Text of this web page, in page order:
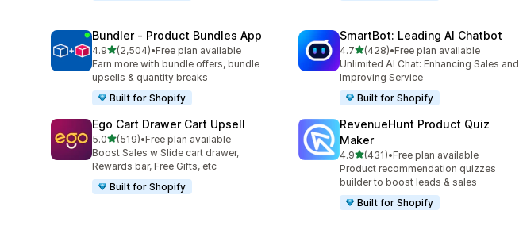
Bundler ‑ Product Bundles App
4.9เต็ม 5 ดาว
(2,504)
ทั้งหมด 2504 รีวิว
•Free plan available
Earn more with bundle offers, bundle
upsells & quantity breaks
Built for Shopify
SmartBot: Leading AI Chatbot
4.7เต็ม 5 ดาว
(428)
ทั้งหมด 428 รีวิว
•Free plan available
Unlimited AI Chat: Enhancing Sales and
Improving Service
Built for Shopify
Ego Cart Drawer Cart Upsell
5.0เต็ม 5 ดาว
(519)
ทั้งหมด 519 รีวิว
•Free plan available
Boost Sales w Slide cart drawer,
Rewards bar, Free Gifts, etc
Built for Shopify
RevenueHunt Product Quiz
Maker
4.9เต็ม 5 ดาว
(431)
ทั้งหมด 431 รีวิว
•Free plan available
Product recommendation quizzes
builder to boost leads & sales
Built for Shopify